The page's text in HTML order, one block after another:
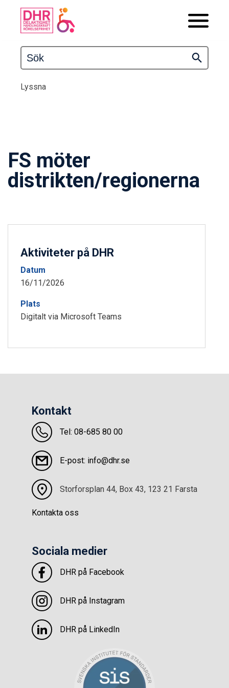
Lyssna
FS möter
distrikten/regionerna
Aktiviteter på DHR
Datum
16/11/2026
Plats
Digitalt via Microsoft Teams
Kontakt
Tel: 08-685 80 00
E-post: info@dhr.se
Storforsplan 44, Box 43, 123 21 Farsta
Kontakta oss
Sociala medier
DHR på Facebook
DHR på Instagram
DHR på LinkedIn